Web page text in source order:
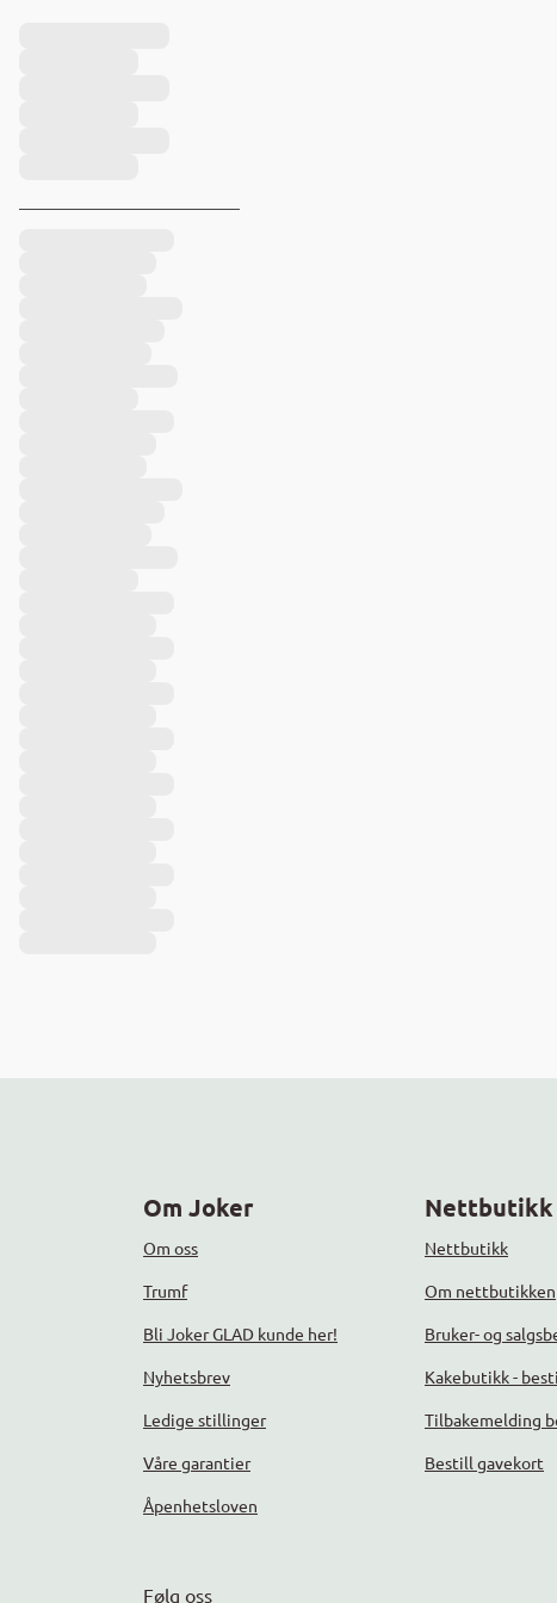
Om Joker
Om oss
Trumf
Bli Joker GLAD kunde her!
Nyhetsbrev
Ledige stillinger
Våre garantier
Åpenhetsloven
Nettbutikk
Om nettbutikken
Bruker- og
Kakebutikk -
Tilbakemelding
Bestill gavekort
Følg oss